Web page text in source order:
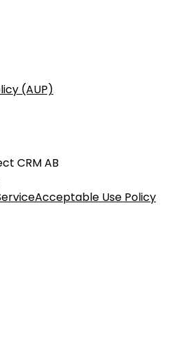
(AUP)
CRM AB
Acceptable Use Policy